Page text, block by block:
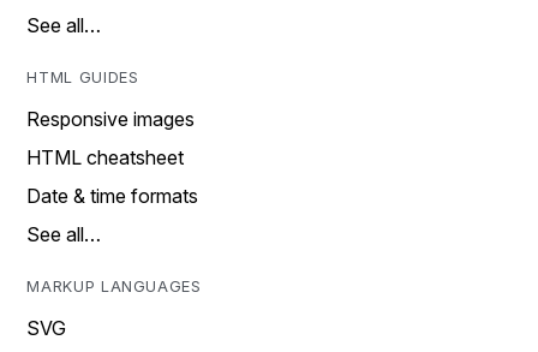
See all…
HTML GUIDES
Responsive images
HTML cheatsheet
Date & time formats
See all…
MARKUP LANGUAGES
SVG